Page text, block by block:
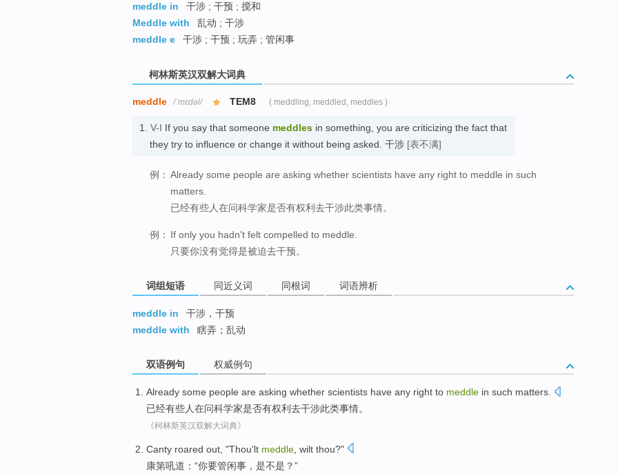
meddle in
干涉 ; 干预 ; 搅和
Meddle with
乱动 ; 干涉
meddle e
干涉 ; 干预 ; 玩弄 ; 管闲事
柯林斯英汉双解大词典
meddle /ˈmɛdəl/ TEM8 ( meddling, meddled, meddles )
1. V-I If you say that someone meddles in something, you are criticizing the fact that
they try to influence or change it without being asked. 干涉 [表不满]
例： Already some people are asking whether scientists have any right to meddle in such
matters.
已经有些人在问科学家是否有权利去干涉此类事情。
例： If only you hadn't felt compelled to meddle.
只要你没有觉得是被迫去干预。
词组短语 同近义词 同根词 词语辨析
meddle in
干涉，干预
meddle with
瞎弄；乱动
双语例句 权威例句
Already some people are asking whether scientists have any right to meddle in such matters
已经有些人在问科学家是否有权利 去干涉此类事情。
《柯林斯英汉双解大词典》
Canty roared out , "Thou'lt meddle , wilt thou?"
康第吼道：“你要管闲事 ，是不是？”